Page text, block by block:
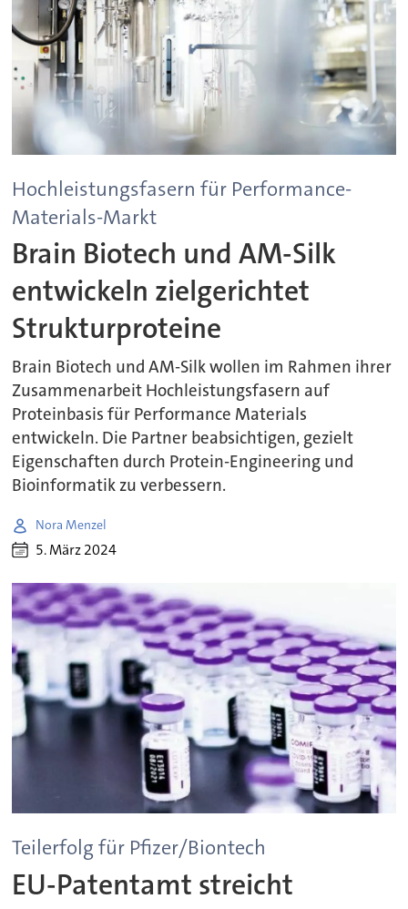
Hochleistungsfasern für Performance-
Materials-Markt
Brain Biotech und AM-Silk
entwickeln zielgerichtet
Strukturproteine
Brain Biotech und AM-Silk wollen im Rahmen ihrer
Zusammenarbeit Hochleistungsfasern auf
Proteinbasis für Performance Materials
entwickeln. Die Partner beabsichtigen, gezielt
Eigenschaften durch Protein-Engineering und
Bioinformatik zu verbessern.
Nora Menzel
5. März 2024
Teilerfolg für Pfizer/Biontech
EU-Patentamt streicht